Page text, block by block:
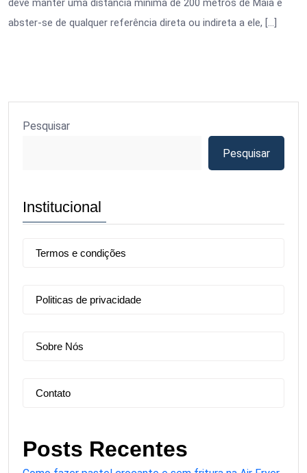
deve manter uma distância mínima de 200 metros de Maia e
abster-se de qualquer referência direta ou indireta a ele, […]
Pesquisar
Pesquisar
Institucional
Termos e condições
Politicas de privacidade
Sobre Nós
Contato
Posts Recentes